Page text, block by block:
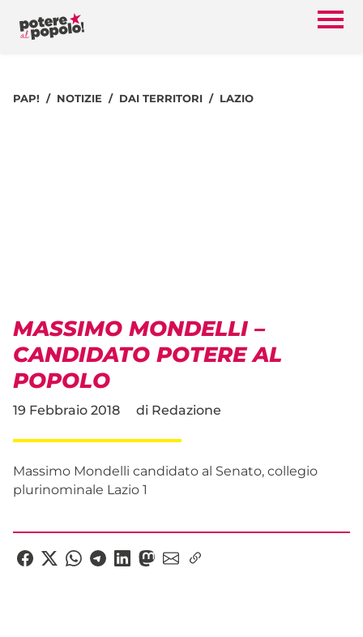
PAP! NOTIZIE DAI TERRITORI LAZIO
MASSIMO MONDELLI –
CANDIDATO POTERE AL
POPOLO
19 Febbraio 2018 di Redazione
Massimo Mondelli candidato al Senato, collegio
plurinominale Lazio 1